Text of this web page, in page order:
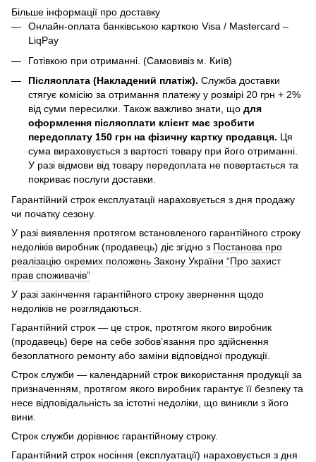
Більше інформації про доставку
Онлайн-оплата банківською карткою Visa / Mastercard –
LiqPay
Готівкою при отриманні. (Самовивіз м. Київ)
Післяоплата (Накладений платіж). Служба доставки
стягує комісію за отримання платежу у розмірі 20 грн + 2%
від суми пересилки. Також важливо знати, що для
оформлення післяоплати клієнт має зробити
передоплату 150 грн на фізичну картку продавця. Ця
сума вираховується з вартості товару при його отриманні.
У разі відмови від товару передоплата не повертається та
покриває послуги доставки.
Гарантійний строк експлуатації нараховується з дня продажу
чи початку сезону.
У разі виявлення протягом встановленого гарантійного строку
недоліків виробник (продавець) діє згідно з Постанова про
реалізацію окремих положень Закону України “Про захист
прав споживачів”
У разі закінчення гарантійного строку звернення щодо
недоліків не розглядаються.
Гарантійний строк — це строк, протягом якого виробник
(продавець) бере на себе зобов’язання про здійснення
безоплатного ремонту або заміни відповідної продукції.
Строк служби — календарний строк використання продукції за
призначенням, протягом якого виробник гарантує її безпеку та
несе відповідальність за істотні недоліки, що виникли з його
вини.
Строк служби дорівнює гарантійному строку.
Гарантійний строк носіння (експлуатації) нараховується з дня